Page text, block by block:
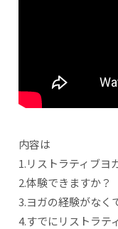
内容は
1.リストラティブヨ
2.体験できますか？
3.ヨガの経験がなく
4.すでにリストラテ